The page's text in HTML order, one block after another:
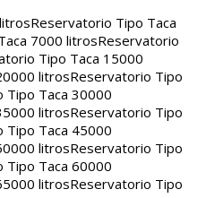
Reservatorio Tipo Taca
7000 litrosReservatorio
Tipo Taca 15000
litrosReservatorio Tipo
Tipo Taca 30000
litrosReservatorio Tipo
Tipo Taca 45000
litrosReservatorio Tipo
Tipo Taca 60000
litrosReservatorio Tipo